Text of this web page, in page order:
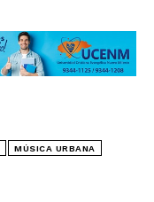
MÚSICA URBANA